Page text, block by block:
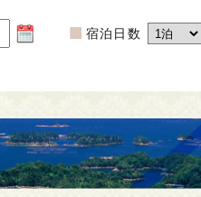
宿泊日数